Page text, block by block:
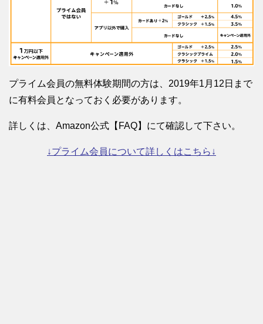
プライム会員の無料体験期間の方は、2019年1月12日まで
に有料会員となっておく必要があります。
詳しくは、Amazon公式【FAQ】にて確認して下さい。
↓プライム会員について詳しくはこちら↓